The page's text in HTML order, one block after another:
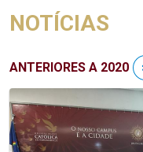
NOTÍCIAS
ANTERIORES A 2020